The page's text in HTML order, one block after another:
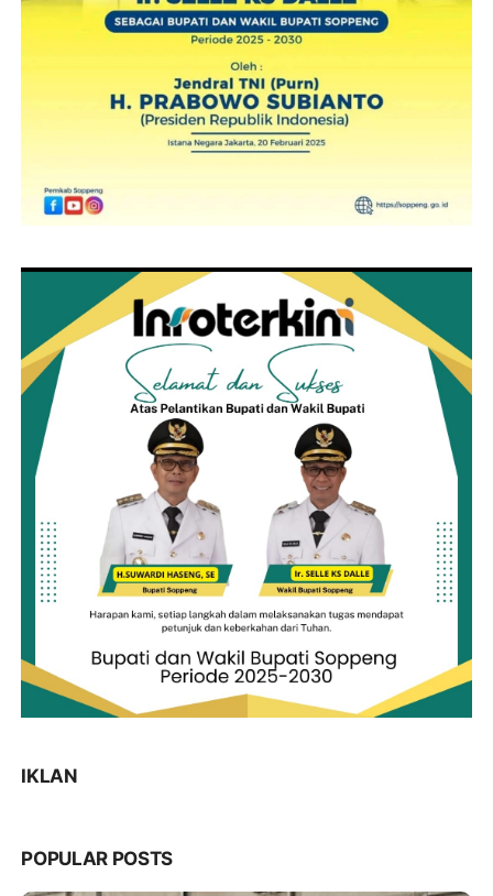
IKLAN
POPULAR POSTS